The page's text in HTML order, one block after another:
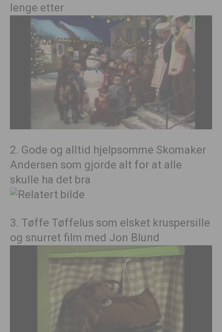
lenge etter
2. Gode og alltid hjelpsomme Skomaker
Andersen som gjorde alt for at alle
skulle ha det bra
3. Tøffe Tøffelus som elsket kruspersille
og snurret film med Jon Blund